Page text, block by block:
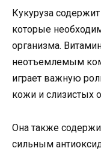
Кукуруза
которые
организма.
неотъемлемым
играет важную
кожи и слизистых
Она также
сильным